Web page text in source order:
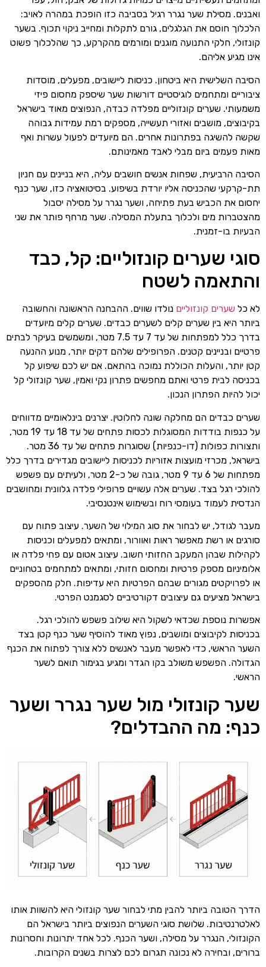
ואבנים. מסילת שער נגרר רגיל בסביבה כזו הופכת במהרה לאויב:
הלכלוך חוסם את הגלגלים, גורם לתקלות ומחייב ניקוי תכוף. בשער
קונזולי, חלקי התנועה מוגנים ומורמים מהקרקע, כך שהלכלוך פשוט
אינו מגיע אליהם.
הסיבה השלישית היא ביטחון. כניסות ליישובים, מפעלים, מוסדות
ציבוריים ומתחמים לוגיסטיים דורשות שער שיספק מחסום פיזי
משמעותי. שערים קונזוליים מפלדה כבדה, הנפוצים מאוד בישראל
בקיבוצים, מושבים ואזורי תעשייה, מספקים רמת עמידות גבוהה
שקשה להשיגה בפתרונות אחרים. הם מיועדים לפעול עשרות ואף
מאות פעמים ביום מבלי לאבד מאמינותם.
הסיבה הרביעית, שפחות אנשים חושבים עליה, היא בניינים עם חניון
תת-קרקעי שהכניסה אליו יורדת בשיפוע. בסיטואציה כזו, שער כנף
יחסום את הכביש בעת פתיחה, ושער נגרר על מסילה יסבול
מהצטברות מים ולכלוך בתעלת המסילה. שער מרחף פותר את שני
הבעיות בו-זמנית.
סוגי שערים קונזוליים: קל, כבד
והתאמה לשטח
לא כל שערים קונזוליים נולדו שווים. ההבחנה הראשונה והחשובה
ביותר היא בין שערים קלים לשערים כבדים. שערים קלים מיועדים
בדרך כלל למפתחות של עד 7 עד 7.5 מטר, ומשמשים בעיקר לבתים
פרטיים ובניינים קטנים. הפרופילים שלהם דקים יותר, מנוע ההנעה
קטן יותר, והעלות הכוללת נמוכה בהתאם. אם יש לכם שיפוע קל
בכניסה לבית פרטי ואתם מחפשים פתרון נקי ואמין, שער קונזולי קל
יכול להיות הפתרון הנכון.
שערים כבדים הם מחלקה שונה לחלוטין. יצרנים בינלאומיים מדווחים
על כנפות בודדות המסוגלות לכסות פתחים של עד 18 עד 19 מטר,
ותצורות כפולות (דו-כנפיות) שסוגרות פתחים של עד 36 מטר.
בישראל, מכרזי מועצות אזוריות לכניסות ליישובים מגדירים בדרך כלל
מפתחות של 6 עד 9 מטר, גובה של כ-2 מטר, ולעיתים עם פשפש
להולכי רגל בצד. שערים אלה עשויים פרופילי פלדה גלוונית ומחושבים
הנדסית לעמוד בעומסי רוח ובשימוש אינטנסיבי.
מעבר לגודל, יש לבחור את סוג המילוי של השער. עיצוב פתוח עם
סורגים או רשת מאפשר ראות ואוורור, ומתאים למפעלים וכניסות
לקהילות שבהן המעקב החזותי חשוב. עיצוב אטום עם פחי פלדה או
אלומיניום מספק פרטיות ומחסום חזותי, ומתאים למתחמים בטחוניים
או לפרויקטים מגורים שבהם הפרטיות היא עדיפות. חלק מהספקים
בישראל מציעים גם עיצובים דקורטיביים לסגמנט הפרטי.
אפשרות נוספת שכדאי לשקול היא שילוב פשפש להולכי רגל.
בכניסות לקיבוצים ומושבים, נפוץ מאוד להוסיף שער כנף קטן בצד
השער הראשי, כדי לאפשר מעבר לאנשים ללא צורך לפתוח את הכנף
הגדולה. הפשפש משולב בקו הגדר ומגיע בגימור תואם לשער
הראשי.
שער קונזולי מול שער נגרר ושער
כנף: מה ההבדלים?
הדרך הטובה ביותר להבין מתי לבחור שער קונזולי היא להשוות אותו
לאלטרנטיבות. שלושת סוגי השערים הנפוצים ביותר בישראל הם
הקונזולי, הנגרר על מסילה, ושער הכנף. לכל אחד יתרונות וחסרונות
ברורים, ובחירה לא נכונה תגרום לכם לצרות בשנים הקרובות.